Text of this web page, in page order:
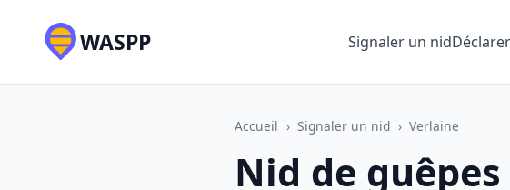
WASPP Signaler un nid
Accueil › Signaler un nid › Verlaine
Nid de